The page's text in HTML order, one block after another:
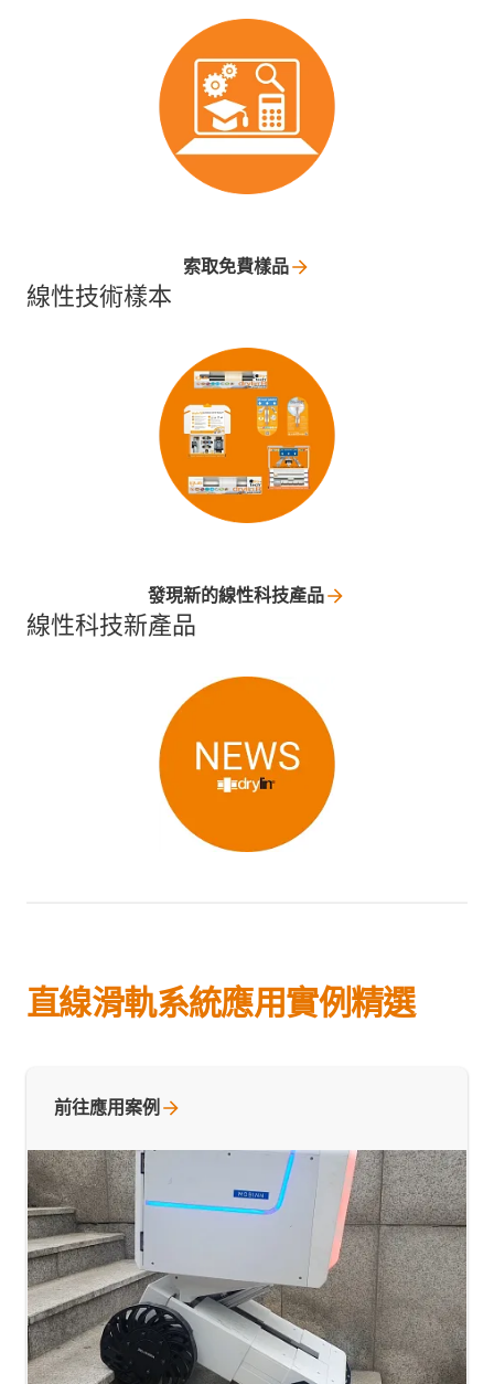
線性技術樣本
索取免費樣品
線性科技新產品
發現新的線性科技產品
直線滑軌系統應用實例精選
前往應用案例